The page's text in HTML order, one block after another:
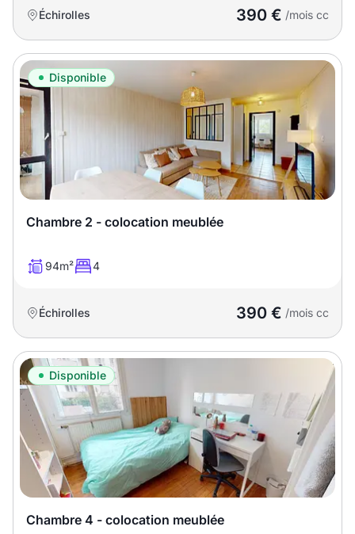
Échirolles 390 € /mois cc
Disponible
Chambre 2 - colocation meublée
94m² 4
Échirolles 390 € /mois cc
Disponible
Chambre 4 - colocation meublée